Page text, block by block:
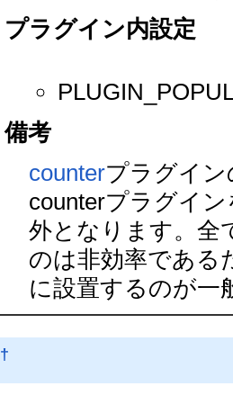
プラグイン内設定
備考
counterプラグイ
counterプラグイ
外となります。全
のは非効率である
に設置するのが一
†